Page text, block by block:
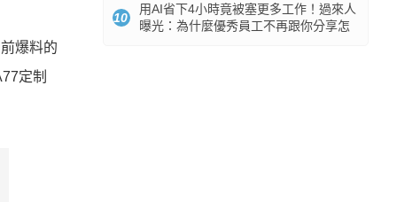
爆料的
定制
10
用AI省下4小時竟被塞更多工作！過來人
曝光：為什麼優秀員工不再跟你分享怎